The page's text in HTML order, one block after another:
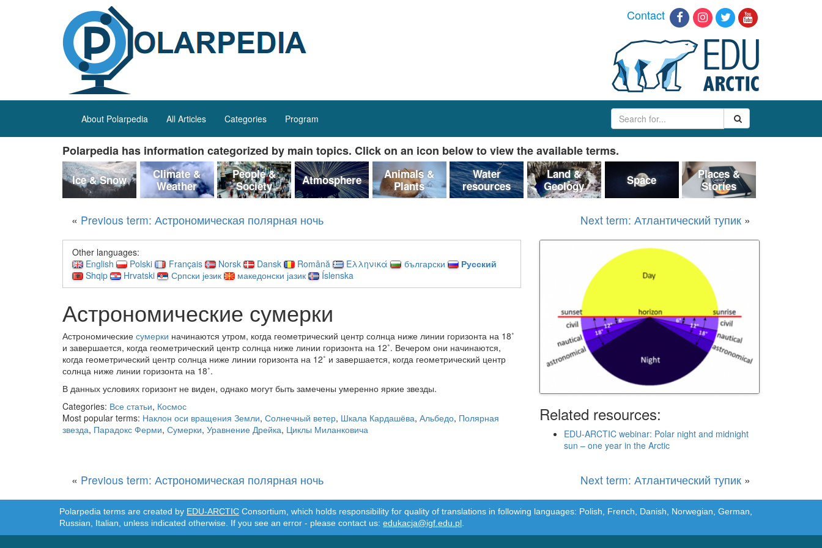
Contact
About Polarpedia All Articles Categories Program
Polarpedia has information categorized by main topics. Click on an icon below to view the available terms.
Ice & Snow
Climate &
Weather
People &
Society
Atmosphere
Animals &
Plants
Water
resources
Land &
Geology
Space
Places &
Stories
« Previous term: Астрономическая полярная ночь Next term: Атлантический тупик »
Other languages:
English
Polski Français Norsk Dansk Română Ελληνικά български
Русский
Shqip
Hrvatski Српски језик македонски јазик Íslenska
Астрономические сумерки
Астрономические сумерки начинаются утром, когда геометрический центр солнца ниже линии горизонта на 18˚
и завершается, когда геометрический центр солнца ниже линии горизонта на 12˚. Вечером они начинаются,
когда геометрический центр солнца ниже линии горизонта на 12˚ и завершается, когда геометрический центр
солнца ниже линии горизонта на 18˚.
В данных условиях горизонт не виден, однако могут быть замечены умеренно яркие звезды.
Categories: Все статьи, Космос
Most popular terms: Наклон оси вращения Земли, Солнечный ветер, Шкала Кардашёва, Альбедо, Полярная
звезда, Парадокс Ферми, Сумерки, Уравнение Дрейка, Циклы Миланковича
Related resources:
EDU-ARCTIC webinar: Polar night and midnight
sun – one year in the Arctic
« Previous term: Астрономическая полярная ночь Next term: Атлантический тупик »
Polarpedia terms are created by EDU-ARCTIC Consortium, which holds responsibility for quality of translations in following languages: Polish, French, Danish, Norwegian, German,
Russian, Italian, unless indicated otherwise. If you see an error - please contact us: edukacja@igf.edu.pl